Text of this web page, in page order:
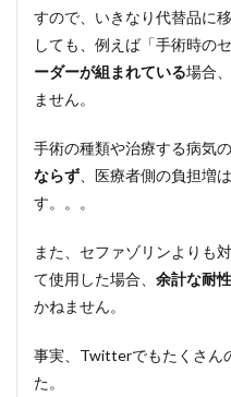
すので、いきなり代替品に
しても、例えば「手術時の
ーダーが組まれている場合
ません。
手術の種類や治療する病気の
ならず 、医療者側の負担増
す。。。
また、セファゾリンよりも
て使用した場合、 余計な耐
かねません。
事実、Twitterでもたくさん
た。